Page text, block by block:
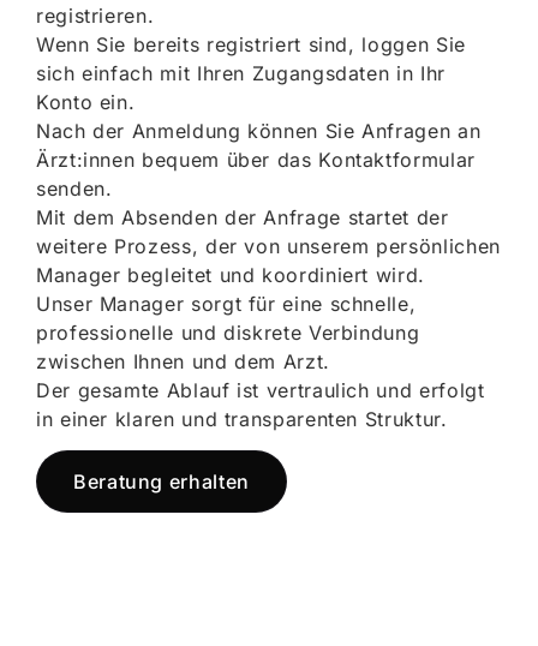
registrieren.
Wenn Sie bereits registriert sind, loggen Sie
sich einfach mit Ihren Zugangsdaten in Ihr
Konto ein.
Nach der Anmeldung können Sie Anfragen an
Ärzt:innen bequem über das Kontaktformular
senden.
Mit dem Absenden der Anfrage startet der
weitere Prozess, der von unserem persönlichen
Manager begleitet und koordiniert wird.
Unser Manager sorgt für eine schnelle,
professionelle und diskrete Verbindung
zwischen Ihnen und dem Arzt.
Der gesamte Ablauf ist vertraulich und erfolgt
in einer klaren und transparenten Struktur.
Beratung erhalten